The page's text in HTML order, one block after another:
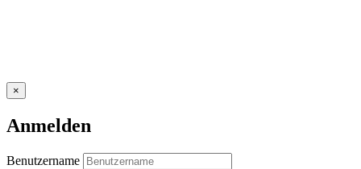
×
Anmelden
Benutzername